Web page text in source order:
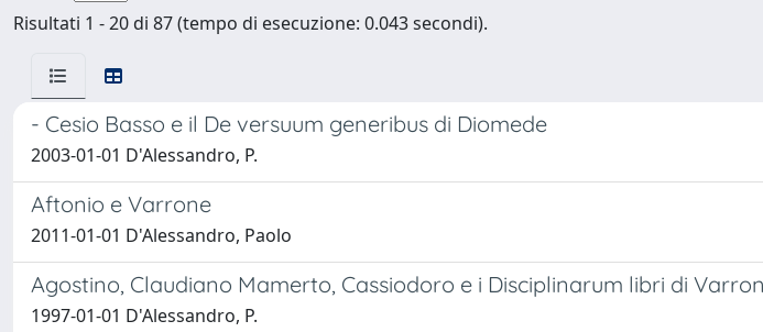
Risultati 1 - 20 di 87 (tempo di esecuzione: 0.043 secondi).
- Cesio Basso e il De versuum generibus di Diomede
2003-01-01 D'Alessandro, P.
Aftonio e Varrone
2011-01-01 D'Alessandro, Paolo
Agostino, Claudiano Mamerto, Cassiodoro e i Disciplinarum libri di
1997-01-01 D'Alessandro, P.